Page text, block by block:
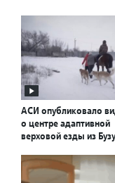
АСИ опубликовало
о центре адаптивной
верховой езды из